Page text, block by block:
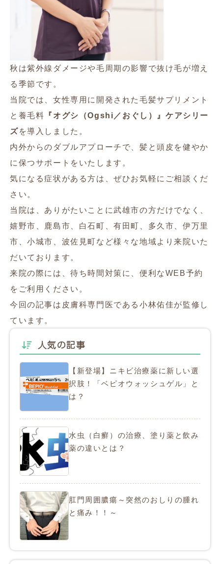
秋は紫外線ダメージや毛周期の影響で抜け毛が増え
る季節です。
当院では、女性専用に開発された毛髪サプリメント
と養毛料 『オグシ（Ogshi／おぐし）』ケアシリー
ズを導入しました。
内外からのダブルアプローチで、髪と頭皮を健やか
に保つサポートをいたします。
気になる症状がある方は、ぜひお気軽にご相談くだ
さい。
当院は、ありがたいことに武雄市の方だけでなく、
嬉野市、鹿島市、白石町、有田町、多久市、伊万里
市、小城市、波佐見町など様々な地域より来院いた
だいております。
来院の際には、待ち時間対策に、便利なWEB予約
をご利用ください。
今回の記事は皮膚科専門医である小林佑佳が監修し
ています。
人気の記事
【新登場】ニキビ治療薬に新しい選
択肢！「ベピオウォッシュゲル」と
は？
水虫（白癬）の治療、塗り薬と飲み
薬の違いとは？
肛門周囲膿瘍～突然のおしりの腫れ
と痛み！！～